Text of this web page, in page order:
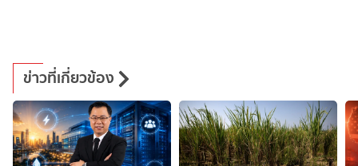
ข่าวที่เกี่ยวข้อง